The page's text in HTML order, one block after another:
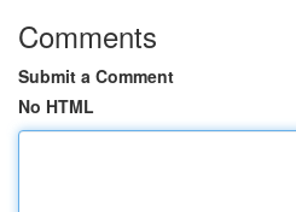
Comments
Submit a Comment
No HTML